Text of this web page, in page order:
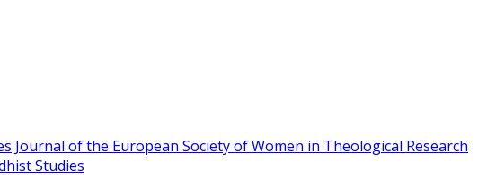
Journal of the European Society of Women in Theological Research
Studies